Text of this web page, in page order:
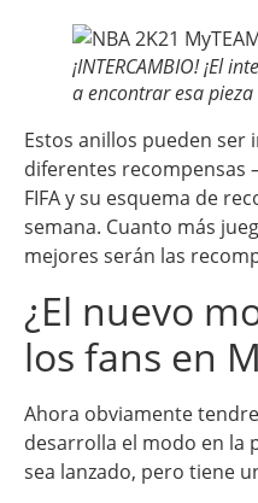
¡INTERCAMBIO! ¡El
a encontrar esa
Estos anillos pueden
diferentes recompensas
FIFA y su esquema de
semana. Cuanto más
mejores serán las
¿El nuevo
los fans en
Ahora obviamente
desarrolla el modo en la
sea lanzado, pero tiene